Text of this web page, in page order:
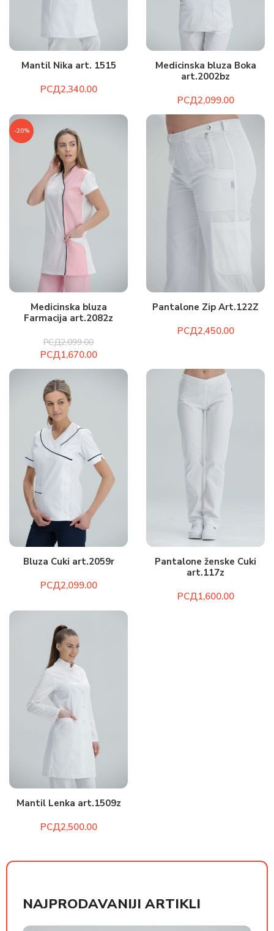
Mantil Nika art. 1515
РСД
Medicinska bluza Boka
art.2002bz
РСД
-20%
Medicinska bluza
Farmacija art.2082z
РСД2,099.00
РСД1,670.00
Pantalone Zip Art.122Z
РСД
Bluza Cuki art.2059r
РСД
Pantalone ženske Cuki
art.117z
РСД
Mantil Lenka art.1509z
РСД
NAJPRODAVANIJI ARTIKLI